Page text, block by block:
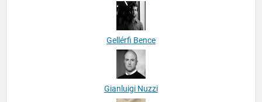
Gellérfi Bence
Gianluigi Nuzzi